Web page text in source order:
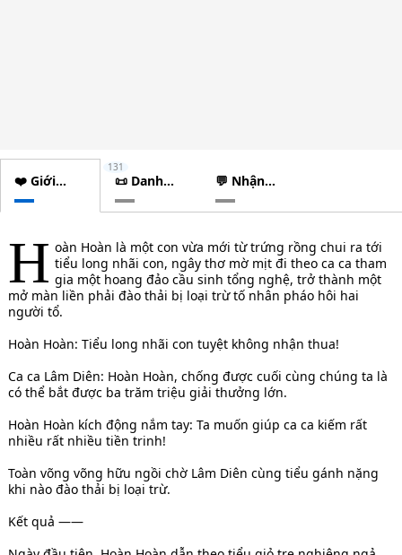
❤️ Giới
thiệu
📜 Danh
sách
chương
131
💬 Nhận
xét
H oàn Hoàn là một con vừa mới từ trứng rồng chui ra tới
tiểu long nhãi con, ngây thơ mờ mịt đi theo ca ca tham
gia một hoang đảo cầu sinh tổng nghệ, trở thành một
mở màn liền phải đào thải bị loại trừ tố nhân pháo hôi hai
người tổ.
Hoàn Hoàn: Tiểu long nhãi con tuyệt không nhận thua!
Ca ca Lâm Diên: Hoàn Hoàn, chống được cuối cùng chúng ta là
có thể bắt được ba trăm triệu giải thưởng lớn.
Hoàn Hoàn kích động nắm tay: Ta muốn giúp ca ca kiếm rất
nhiều rất nhiều tiền trinh!
Toàn võng võng hữu ngồi chờ Lâm Diên cùng tiểu gánh nặng
khi nào đào thải bị loại trừ.
Kết quả ——